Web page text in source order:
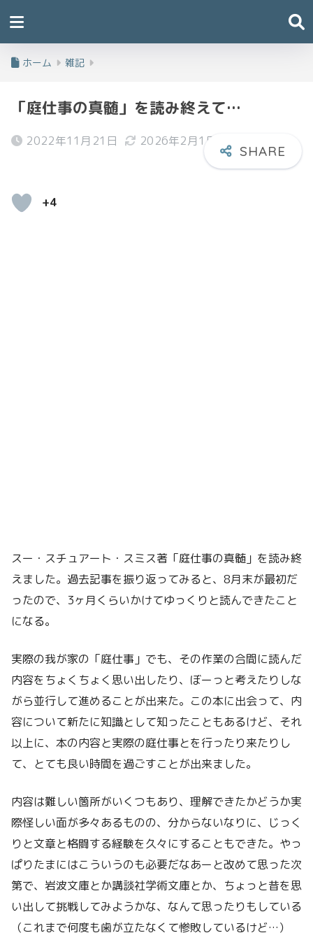
ホーム 雑記
「庭仕事の真髄」を読み終えて…
2022年11月21日 2026年2月1日
+4
スー・スチュアート・スミス著「庭仕事の真髄」を読み終
えました。過去記事を振り返ってみると、8月末が最初だ
ったので、3ヶ月くらいかけてゆっくりと読んできたこと
になる。
実際の我が家の「庭仕事」でも、その作業の合間に読んだ
内容をちょくちょく思い出したり、ぼーっと考えたりしな
がら並行して進めることが出来た。この本に出会って、内
容について新たに知識として知ったこともあるけど、それ
以上に、本の内容と実際の庭仕事とを行ったり来たりし
て、とても良い時間を過ごすことが出来ました。
内容は難しい箇所がいくつもあり、理解できたかどうか実
際怪しい面が多々あるものの、分からないなりに、じっく
りと文章と格闘する経験を久々にすることもできた。やっ
ぱりたまにはこういうのも必要だなあーと改めて思った次
第で、岩波文庫とか講談社学術文庫とか、ちょっと昔を思
い出して挑戦してみようかな、なんて思ったりもしている
（これまで何度も歯が立たなくて惨敗しているけど…）